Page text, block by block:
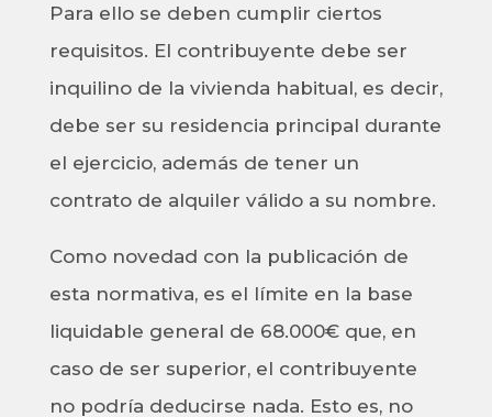
Para ello se deben cumplir ciertos
requisitos. El contribuyente debe ser
inquilino de la vivienda habitual, es decir,
debe ser su residencia principal durante
el ejercicio, además de tener un
contrato de alquiler válido a su nombre.
Como novedad con la publicación de
esta normativa, es el límite en la base
liquidable general de 68.000€ que, en
caso de ser superior, el contribuyente
no podría deducirse nada. Esto es, no